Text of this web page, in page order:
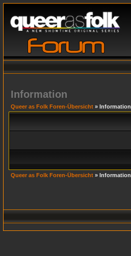
Information
Queer as Folk Foren-Übersicht » Information
Queer as Folk Foren-Übersicht » Information